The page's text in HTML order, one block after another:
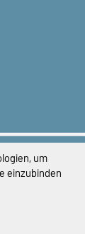
um
einzubinden